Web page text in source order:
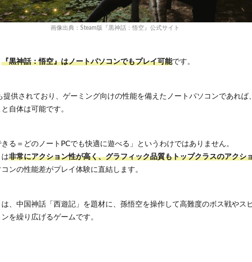
画像出典： Steam版『黒神話：悟空』公式サイト
『黒神話：悟空』はノートパソコンでもプレイ可能です。
提供されており、ゲーミング向けの性能を備えたノートパソコンであれば
自体は可能です。
る＝どのノートPCでも快適に遊べる」というわけではありません。
は非常にアクション性が高く、グラフィック品質もトップクラスのアクシ
ンの性能差がプレイ体験に直結します。
は、中国神話「西遊記」を題材に、孫悟空を操作して高難度のボス戦やス
を繰り広げるゲームです。